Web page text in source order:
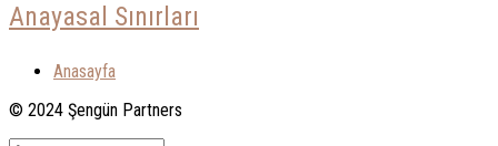
Anayasal Sınırları
Anasayfa
© 2024 Şengün Partners